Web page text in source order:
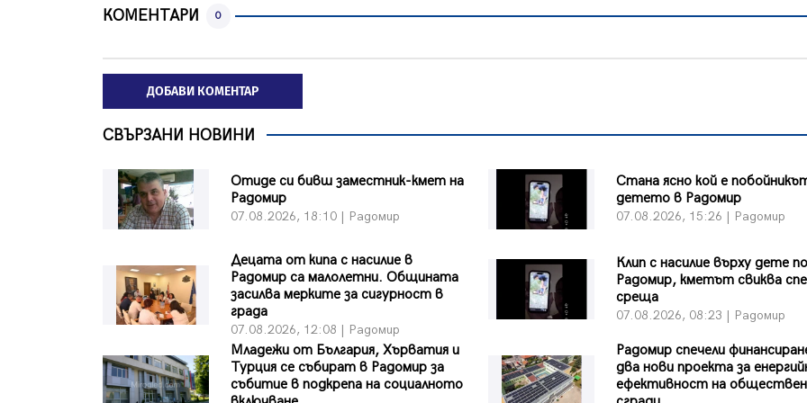
КОМЕНТАРИ 0
ДОБАВИ КОМЕНТАР
СВЪРЗАНИ НОВИНИ
Отиде си бивш заместник-кмет на
Радомир
07.08.2026, 18:10 | Радомир
Стана ясно кой е
детето в Радомир
07.08.2026, 15:26 | Радомир
Децата от кипа с насилие в
Радомир са малолетни. Общината
засилва мерките за сигурност в
града
07.08.2026, 12:08 | Радомир
Клип с насилие върху дете
Радомир, кметът свиква
среща
07.08.2026, 08:23 | Радомир
Младежи от България, Хърватия и
Турция се събират в Радомир за
събитие в подкрепа на социалното
Радомир спечели
два нови проекта за
ефективност на